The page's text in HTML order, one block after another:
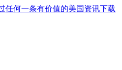
任何一条有价值的美国资讯下载